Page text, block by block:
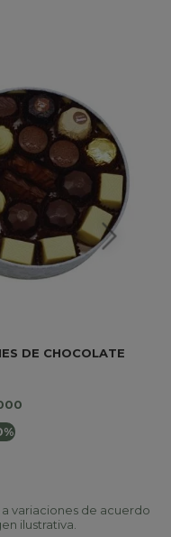
DE CHOCOLATE
variaciones de acuerdo
ilustrativa.